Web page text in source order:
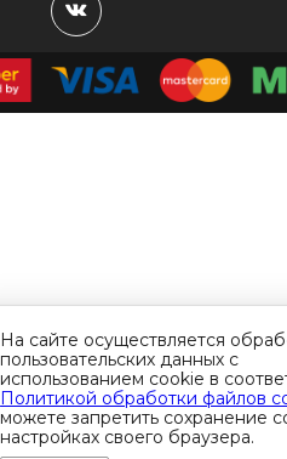
На сайте осуществляется
пользовательских данных с
использованием cookie в
Политикой обработки файлов
можете запретить сохранение
настройках своего браузера.